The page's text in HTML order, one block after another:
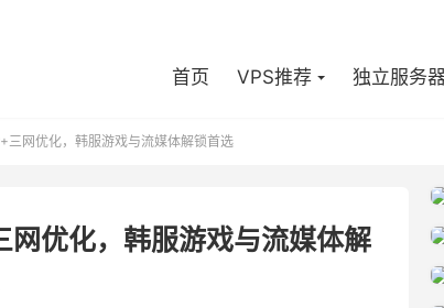
首页 VPS推荐 独立服务
网优化，韩服游戏与流媒体解锁首选
优化，韩服游戏与流媒体解